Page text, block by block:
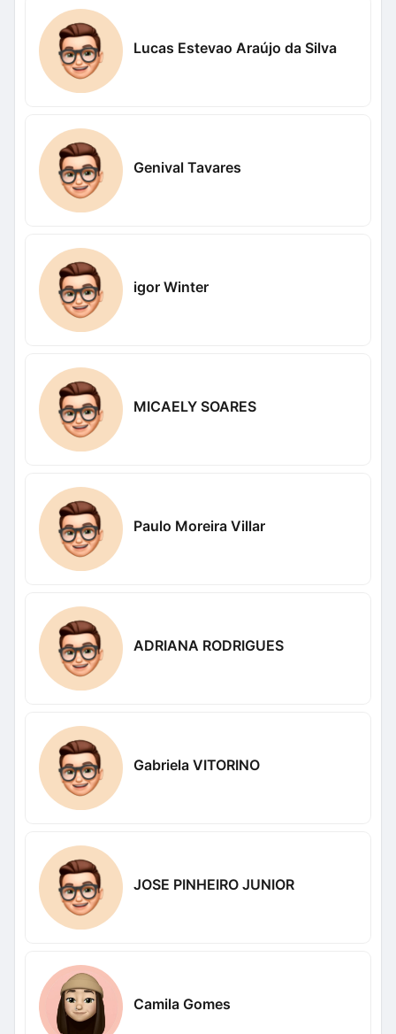
Lucas Estevao Araújo da Silva
Genival Tavares
igor Winter
MICAELY SOARES
Paulo Moreira Villar
ADRIANA RODRIGUES
Gabriela VITORINO
JOSE PINHEIRO JUNIOR
Camila Gomes